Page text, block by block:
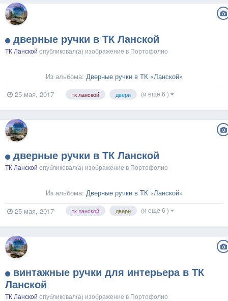
дверные ручки в ТК Ланской
ТК Ланской опубликовал(а) изображение в Портофолио
Из альбома: Дверные ручки в ТК «Ланской»
25 мая, 2017
тк ланской двери (и ещё 6 )
дверные ручки в ТК Ланской
ТК Ланской опубликовал(а) изображение в Портофолио
Из альбома: Дверные ручки в ТК «Ланской»
25 мая, 2017
тк ланской двери (и ещё 6 )
винтажные ручки для интерьера в ТК
Ланской
ТК Ланской опубликовал(а) изображение в Портофолио